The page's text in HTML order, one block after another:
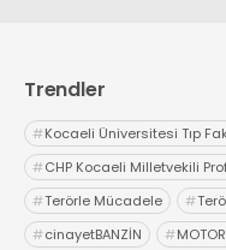
Trendler
#Kocaeli Üniversitesi Tıp
#CHP Kocaeli Milletvekili
#Terörle Mücadele #
#cinayetBANZİN #